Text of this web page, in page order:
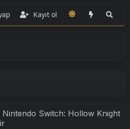
Kayıt ol
Nintendo Switch: Hollow Knight